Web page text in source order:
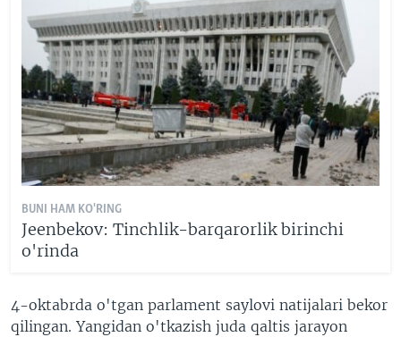
BUNI HAM KO'RING
Jeenbekov: Tinchlik-barqarorlik birinchi
o'rinda
4-oktabrda o'tgan parlament saylovi natijalari bekor
qilingan. Yangidan o'tkazish juda qaltis jarayon